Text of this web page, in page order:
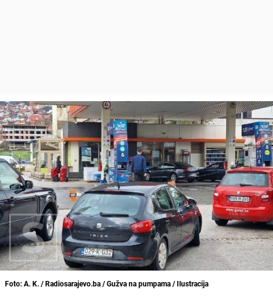
Foto: A. K. / Radiosarajevo.ba / Gužva na pumpama / Ilustracija